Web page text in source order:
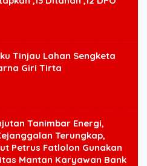
Tinjau Lahan Sengketa
Giri Tirta
Tanimbar Energi,
Terungkap,
Petrus Fatlolon Gunakan
Mantan Karyawan Bank